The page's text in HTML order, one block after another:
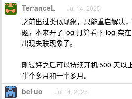
TerranceL Jul 14, 2025
之前出过类似现象，只能重启解决
题，本来开了 log 打算看下 log 实
出现失联现象了。
刚装好之后可以持续开机 500 天以
半个多月和一个多月。
beiluo Jul 14, 2025